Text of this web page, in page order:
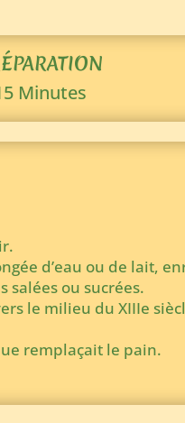
Minutes
d’eau ou de lait,
ou sucrées.
le milieu du XIIIe
remplaçait le pain.